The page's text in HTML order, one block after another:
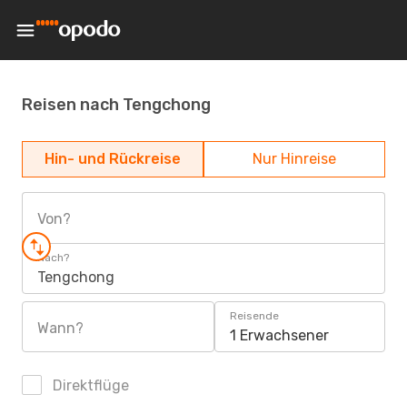
Reisen nach Tengchong
Hin- und Rückreise Nur Hinreise
Von?
Nach?
Tengchong
Wann?
Reisende
1 Erwachsener
Direktflüge